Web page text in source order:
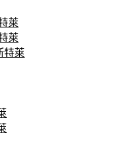
萊
萊
特萊